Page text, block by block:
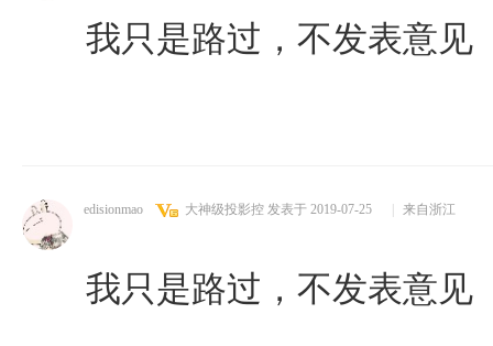
我只是路过，不发表意见
edisionmao 大神级投影控 发表于 2019-07-25 来自浙江
我只是路过，不发表意见